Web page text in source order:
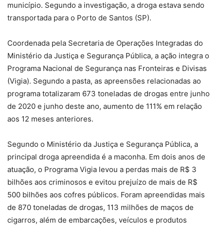
município. Segundo a investigação, a droga estava sendo
transportada para o Porto de Santos (SP).
Coordenada pela Secretaria de Operações Integradas do
Ministério da Justiça e Segurança Pública, a ação integra o
Programa Nacional de Segurança nas Fronteiras e Divisas
(Vigia). Segundo a pasta, as apreensões relacionadas ao
programa totalizaram 673 toneladas de drogas entre junho
de 2020 e junho deste ano, aumento de 111% em relação
aos 12 meses anteriores.
Segundo o Ministério da Justiça e Segurança Pública, a
principal droga apreendida é a maconha. Em dois anos de
atuação, o Programa Vigia levou a perdas mais de R$ 3
bilhões aos criminosos e evitou prejuízo de mais de R$
500 bilhões aos cofres públicos. Foram apreendidas mais
de 870 toneladas de drogas, 113 milhões de maços de
cigarros, além de embarcações, veículos e produtos